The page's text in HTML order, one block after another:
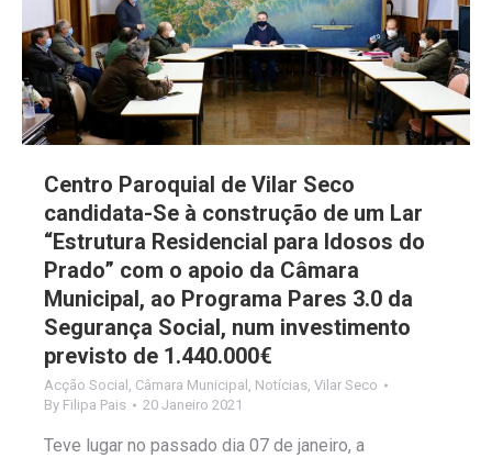
Centro Paroquial de Vilar Seco
candidata-Se à construção de um Lar
“Estrutura Residencial para Idosos do
Prado” com o apoio da Câmara
Municipal, ao Programa Pares 3.0 da
Segurança Social, num investimento
previsto de 1.440.000€
Acção Social , Câmara Municipal , Notícias, Vilar Seco
By Filipa Pais 20 Janeiro 2021
Teve lugar no passado dia 07 de janeiro, a